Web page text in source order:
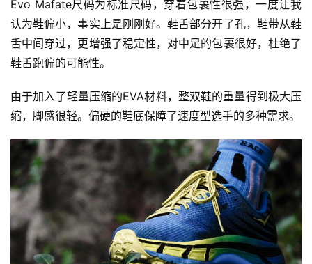
Evo Mafate尺码为标准尺码，穿着包裹性很强，一度让我
认为鞋偏小，事实上是刚刚好。鞋舌部分开了孔，鞋带从鞋
舌中间穿过，更增强了稳定性，对中足的包裹很好，杜绝了
鞋舌跑偏的可能性。
由于加入了轻量压缩的EVA材料，整双鞋的重量得到极大压
缩，脚感很轻。偏硬的鞋底保障了速度型选手的多种需求。